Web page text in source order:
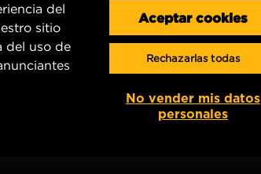
del
sitio
del uso de
Aceptar cookies
Rechazarlas todas
No vender mis datos
personales